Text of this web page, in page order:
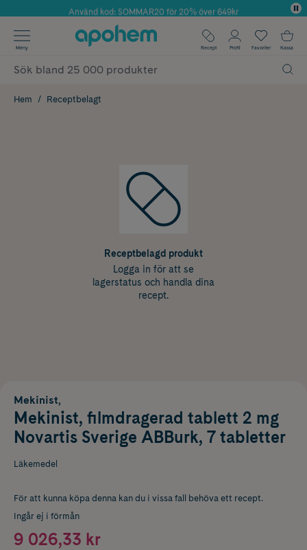
Årets Butik 2025 inom Skönhet
Använd kod: SOMMAR20 för 20% över 649kr
✓ Fri frakt
✓ Poäng på alla köp*
Meny Recept Profil Favoriter Kassa
Hem Receptbelagt
Receptbelagd produkt
Logga in för att se
lagerstatus och handla dina
recept.
Mekinist,
Mekinist, filmdragerad tablett 2 mg
Novartis Sverige ABBurk, 7 tabletter
Läkemedel
För att kunna köpa denna kan du i vissa fall behöva ett recept.
Ingår ej i förmån
9 026,33 kr